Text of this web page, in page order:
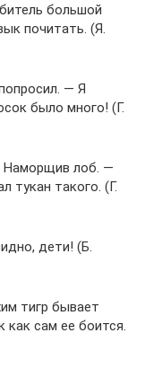
большой
почитать. (Я.
— Я
было много! (Г.
Наморщив лоб. —
тукан такого. (Г.
дети! (Б.
тигр бывает
как сам ее боится.